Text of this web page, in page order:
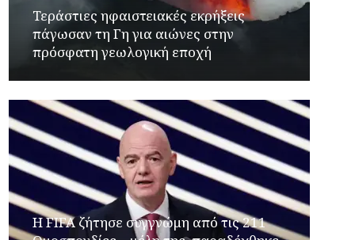
Τεράστιες ηφαιστειακές εκρήξεις
πάγωσαν τη Γη για αιώνες στην
πρόσφατη γεωλογική εποχή
Η FIFA ζήτησε συγγνώμη από τις 211